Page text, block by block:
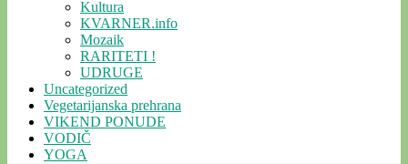
Kultura
KVARNER.info
Mozaik
RARITETI !
UDRUGE
Uncategorized
Vegetarijanska prehrana
VIKEND PONUDE
VODIČ
YOGA